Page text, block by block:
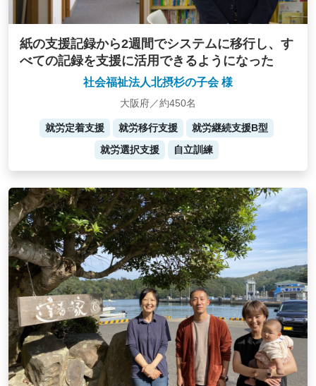
紙の支援記録から2週間でシステムに移行し、す
べての記録を支援に活用できるようになった
社会福祉法人北摂杉の子会 様
大阪府／約450名
就労定着支援 就労移行支援
就労継続支援B型
就労選択支援
自立訓練